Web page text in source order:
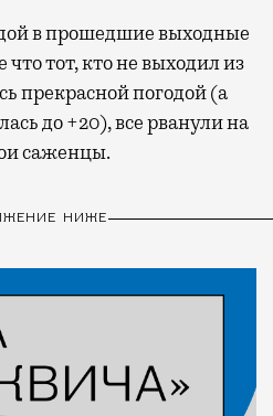
что тот, кто не выходил из
прекрасной погодой (а
до +20), все рванули на
саженцы.
НИЖЕ